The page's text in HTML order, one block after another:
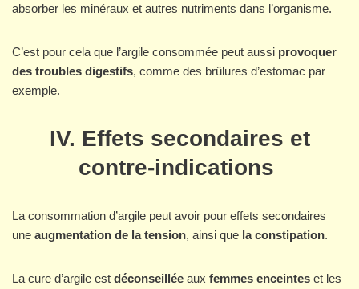
absorber les minéraux et autres nutriments dans l’organisme.
C’est pour cela que l’argile consommée peut aussi provoquer
des troubles digestifs, comme des brûlures d’estomac par
exemple.
IV. Effets secondaires et
contre-indications
La consommation d’argile peut avoir pour effets secondaires
une augmentation de la tension, ainsi que la constipation.
La cure d’argile est déconseillée aux femmes enceintes et les